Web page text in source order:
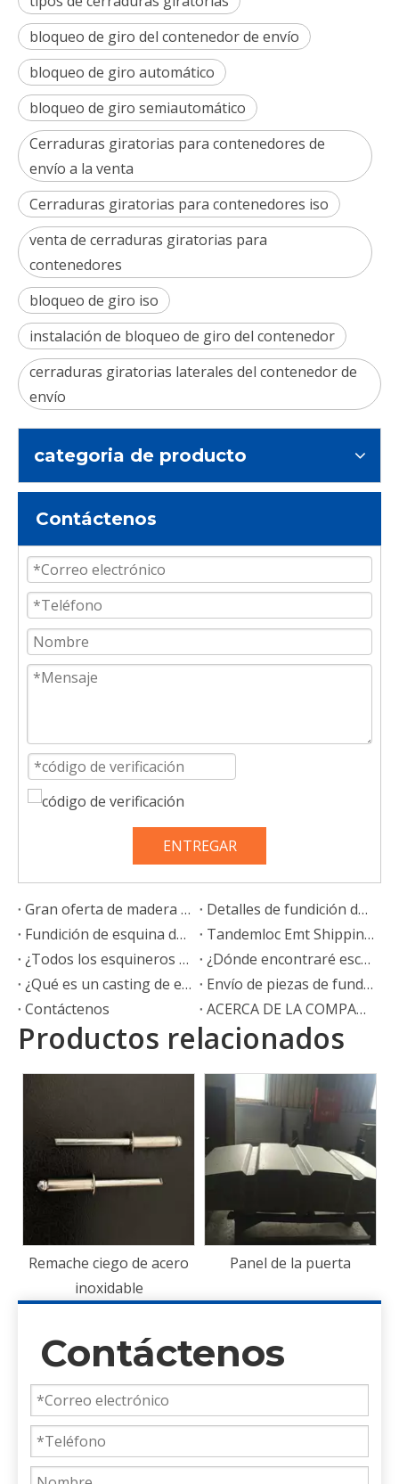
bloqueo de giro del contenedor de envío
bloqueo de giro automático
bloqueo de giro semiautomático
Cerraduras giratorias para contenedores de
envío a la venta
Cerraduras giratorias para contenedores iso
venta de cerraduras giratorias para
contenedores
bloqueo de giro iso
instalación de bloqueo de giro del contenedor
cerraduras giratorias laterales del contenedor de
envío
categoria de producto
Contáctenos
ENTREGAR
Gran oferta de madera contrachapada de alta calidad para contenedores de 28mm y 20 pies, contenedor de envío, pisos, pisos, madera contrachapada, especificaciones, proveedores
Detalles de fundición de esquina de contenedor ISO 1161
Fundición de esquina de contenedor, Fundición de contenedor
Tandemloc Emt Shipping Iso 1161 Contenedores de esquina
¿Todos los esquineros son iguales?
¿Dónde encontraré escayolas de esquina?
¿Qué es un casting de esquina?
Envío de piezas de fundición de esquina para contenedores ISO
Contáctenos
ACERCA DE LA COMPAÑÍA
Productos relacionados
Panel de la puerta
Panel frontal
Contáctenos